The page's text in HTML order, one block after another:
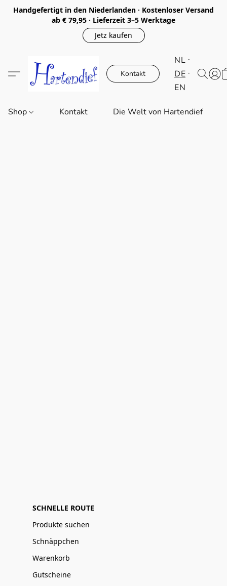
Handgefertigt in den Niederlanden · Kostenloser Versand
ab € 79,95 · Lieferzeit 3–5 Werktage
Jetz kaufen
Kontakt
NL
DE
EN
Shop Kontakt Die Welt von Hartendief
SCHNELLE ROUTE
Produkte suchen
Schnäppchen
Warenkorb
Gutscheine